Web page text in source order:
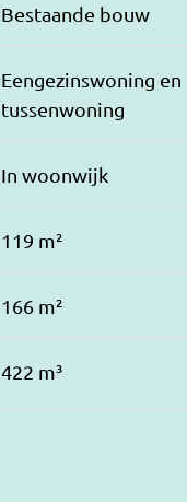
Bestaande bouw
Eengezinswoning en
tussenwoning
In woonwijk
119 m²
166 m²
422 m³